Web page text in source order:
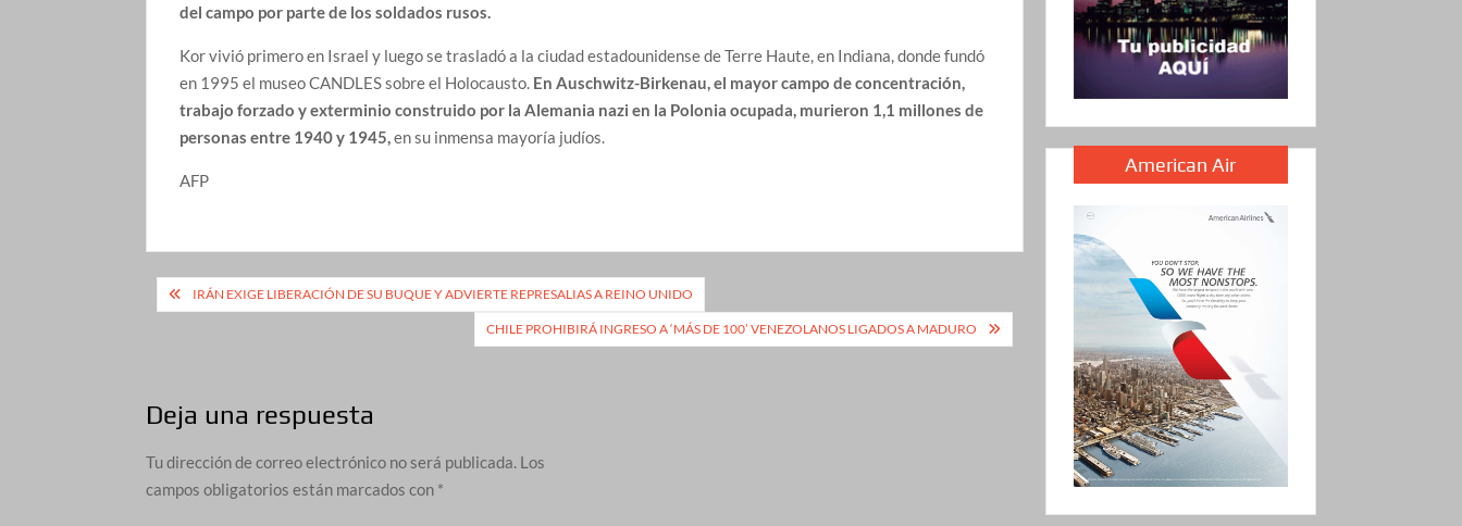
del campo por parte de los soldados rusos.
Kor vivió primero en Israel y luego se trasladó a la ciudad estadounidense de Terre Haute, en Indiana, donde fundó
en 1995 el museo CANDLES sobre el Holocausto. En Auschwitz-Birkenau, el mayor campo de concentración,
trabajo forzado y exterminio construido por la Alemania nazi en la Polonia ocupada, murieron 1,1 millones de
personas entre 1940 y 1945,en su inmensa mayoría judíos.
AFP
Navegación
IRÁN EXIGE LIBERACIÓN DE SU BUQUE Y ADVIERTE REPRESALIAS A REINO UNIDO
CHILE PROHIBIRÁ INGRESO A ‘MÁS DE 100’ VENEZOLANOS LIGADOS A MADURO
Deja una respuesta
Tu dirección de correo electrónico no será publicada. Los
campos obligatorios están marcados con *
American Air